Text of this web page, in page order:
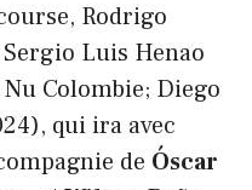
Rodrigo
Luis Henao
Colombie; Diego
qui ira avec
de Óscar